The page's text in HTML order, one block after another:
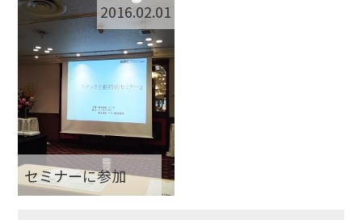
2016.02.01
セミナーに参加